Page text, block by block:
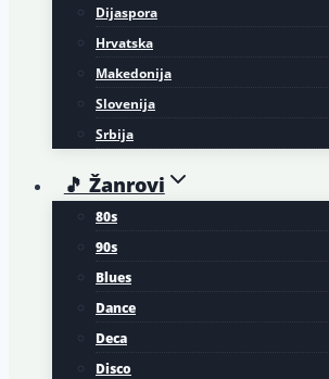
Dijaspora
Hrvatska
Makedonija
Slovenija
Srbija
🎵 Žanrovi
80s
90s
Blues
Dance
Deca
Disco